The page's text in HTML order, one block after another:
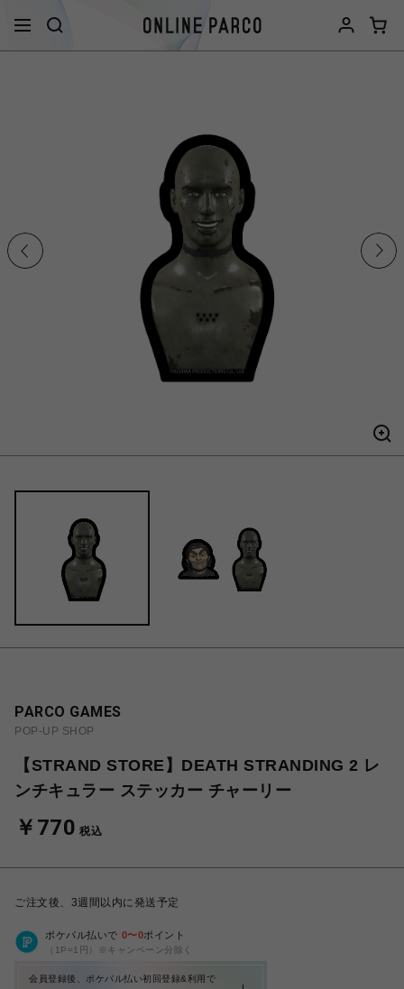
PARCO GAMES
POP-UP SHOP
【STRAND STORE】DEATH STRANDING 2 レ
ンチキュラー ステッカー チャーリー
￥770 税込
ご注文後、3週間以内に発送予定
ポケパル払いで 0〜0ポイント
（1P=1円）※キャンペーン分除く
会員登録後、ポケパル払い初回登録&利用で